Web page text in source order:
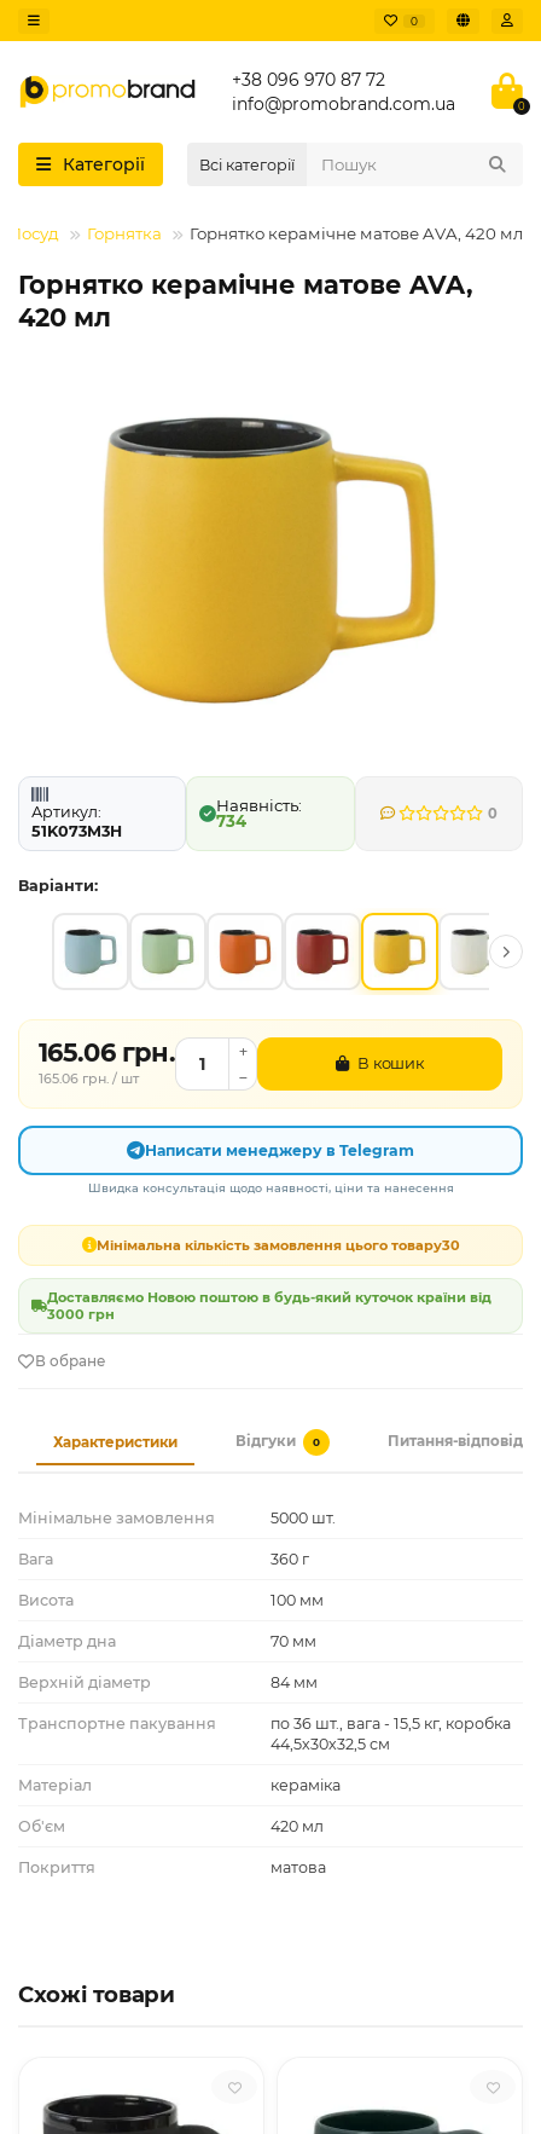
0
+38 096 970 87 72
info@promobrand.com.ua
0
Категорії Всі категорії
Посуд Горнятка Горнятко керамічне матове AVA, 420 мл
Горнятко керамічне матове AVA,
420 мл
Артикул:
51K073M3H
734 0
Варіанти:
165.06 грн.
165.06 грн. / шт
В кошик
Написати менеджеру в Telegram
Швидка консультація щодо наявності, ціни та нанесення
Мінімальна кількість замовлення цього товару30
Доставляємо Новою поштою в будь-який куточок країни від
3000 грн
В обране
Характеристики Відгуки 0 Питання-відповідь
Мінімальне замовлення 5000 шт.
Вага 360 г
Висота 100 мм
Діаметр дна 70 мм
Верхній діаметр 84 мм
Транспортне пакування
по 36 шт., вага - 15,5 кг, коробка
44,5х30х32,5 см
Матеріал кераміка
Об'єм 420 мл
Покриття матова
Схожі товари